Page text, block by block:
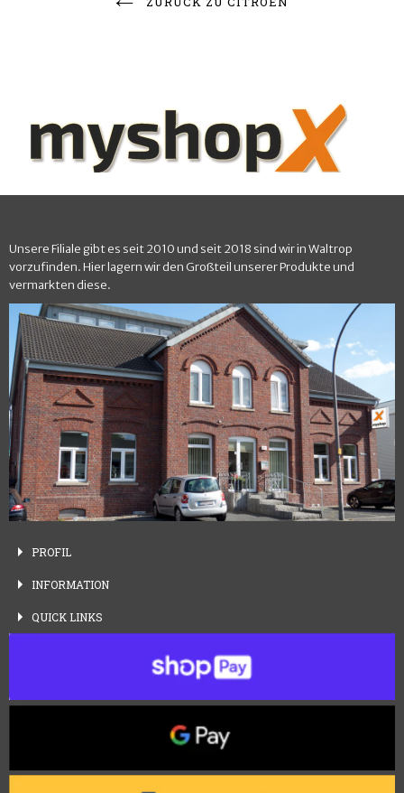
Unsere Filiale gibt es seit 2010 und seit 2018 sind wir in Waltrop
vorzufinden. Hier lagern wir den Großteil unserer Produkte und
vermarkten diese.
PROFIL
INFORMATION
QUICK LINKS